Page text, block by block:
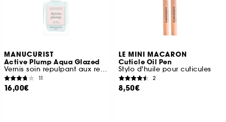
MANUCURIST
Active Plump Aqua Glazed
Vernis soin repulpant aux reflets bleu holographique
11
16,00€
LE MINI MACARON
Cuticle Oil Pen
Stylo d'huile pour cuticules
2
8,50€